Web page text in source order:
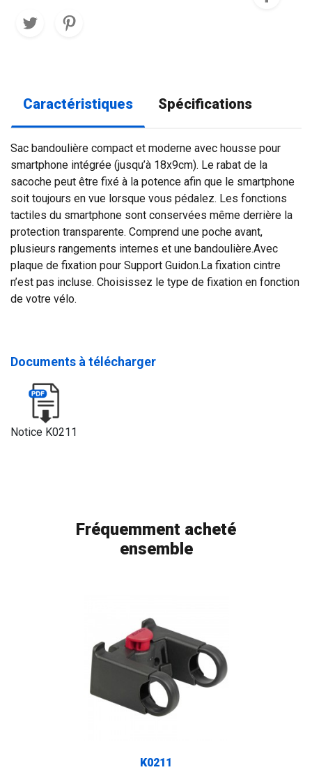
Caractéristiques Spécifications
Sac bandoulière compact et moderne avec housse pour
smartphone intégrée (jusqu’à 18x9cm). Le rabat de la
sacoche peut être fixé à la potence afin que le smartphone
soit toujours en vue lorsque vous pédalez. Les fonctions
tactiles du smartphone sont conservées même derrière la
protection transparente. Comprend une poche avant,
plusieurs rangements internes et une bandoulière.Avec
plaque de fixation pour Support Guidon.La fixation cintre
n’est pas incluse. Choisissez le type de fixation en fonction
de votre vélo.
Documents à télécharger
Notice K0211
Fréquemment acheté
ensemble
K0211